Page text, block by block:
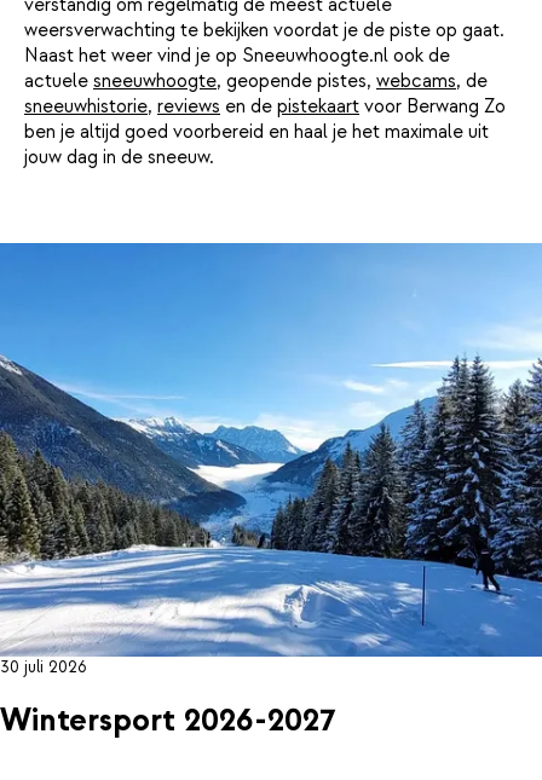
weersverwachting te bekijken voordat je de piste op gaat.
Naast het weer vind je op Sneeuwhoogte.nl ook de
actuele sneeuwhoogte, geopende pistes, webcams, de
sneeuwhistorie, reviews en de pistekaart voor Berwang Zo
ben je altijd goed voorbereid en haal je het maximale uit
jouw dag in de sneeuw.
30 juli 2026
Wintersport 2026-2027